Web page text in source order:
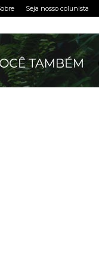
Seja nosso colunista